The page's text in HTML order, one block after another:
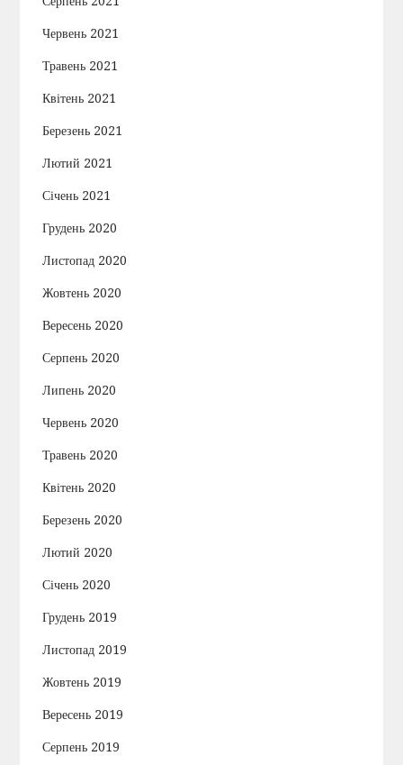
Червень 2021
Травень 2021
Квітень 2021
Березень 2021
Лютий 2021
Січень 2021
Грудень 2020
Листопад 2020
Жовтень 2020
Вересень 2020
Серпень 2020
Липень 2020
Червень 2020
Травень 2020
Квітень 2020
Березень 2020
Лютий 2020
Січень 2020
Грудень 2019
Листопад 2019
Жовтень 2019
Вересень 2019
Серпень 2019